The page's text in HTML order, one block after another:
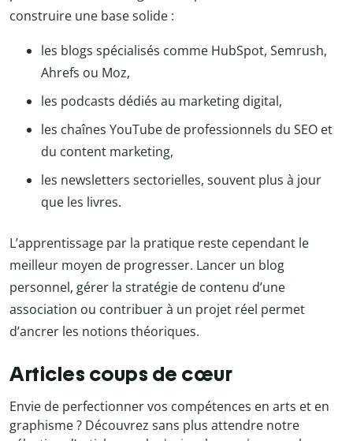
construire une base solide :
les blogs spécialisés comme HubSpot, Semrush,
Ahrefs ou Moz,
les podcasts dédiés au marketing digital,
les chaînes YouTube de professionnels du SEO et
du content marketing,
les newsletters sectorielles, souvent plus à jour
que les livres.
L’apprentissage par la pratique reste cependant le
meilleur moyen de progresser. Lancer un blog
personnel, gérer la stratégie de contenu d’une
association ou contribuer à un projet réel permet
d’ancrer les notions théoriques.
Articles coups de cœur
Envie de perfectionner vos compétences en arts et en
graphisme ? Découvrez sans plus attendre notre